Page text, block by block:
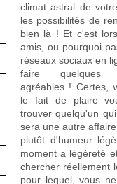
climat astral de
les possibilités de
bien là ! Et c'est
amis, ou pourquoi
réseaux sociaux en
faire quelques
agréables ! Certes,
le fait de plaire
trouver quelqu'un
sera une autre
plutôt d'humeur
moment a légèreté
chercher réellement
pour lequel, vous